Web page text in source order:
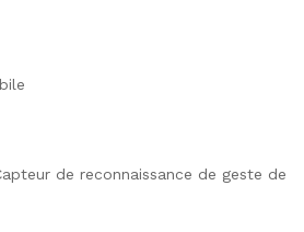
de reconnaissance de geste de